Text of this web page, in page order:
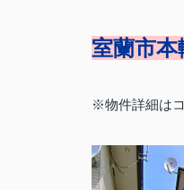
室蘭市
※物件詳細は